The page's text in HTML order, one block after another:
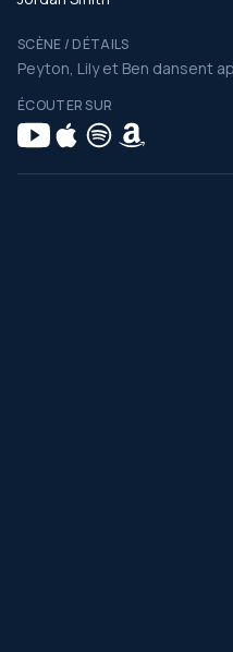
SCÈNE / DÉTAILS
Peyton, Lily et Ben dansent
ÉCOUTER SUR